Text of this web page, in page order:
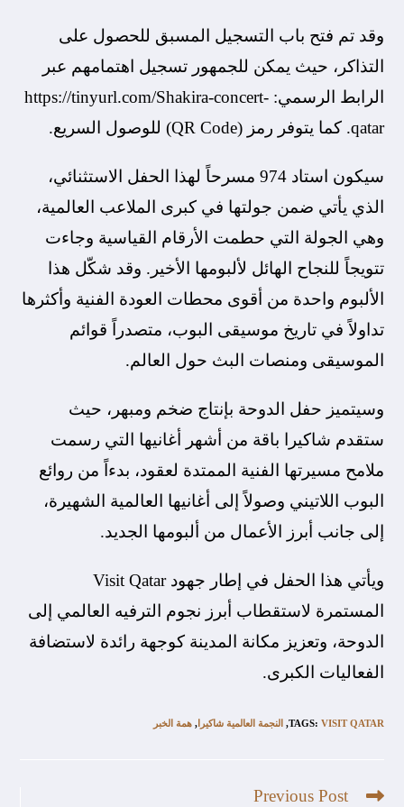
وقد تم فتح باب التسجيل المسبق للحصول على
التذاكر، حيث يمكن للجمهور تسجيل اهتمامهم عبر
الرابط الرسمي: https://tinyurl.com/Shakira-concert-
qatar. كما يتوفر رمز (QR Code) للوصول السريع.
سيكون استاد 974 مسرحاً لهذا الحفل الاستثنائي،
الذي يأتي ضمن جولتها في كبرى الملاعب العالمية،
وهي الجولة التي حطمت الأرقام القياسية وجاءت
تتويجاً للنجاح الهائل لألبومها الأخير. وقد شكّل هذا
الألبوم واحدة من أقوى محطات العودة الفنية وأكثرها
تداولاً في تاريخ موسيقى البوب، متصدراً قوائم
الموسيقى ومنصات البث حول العالم.
وسيتميز حفل الدوحة بإنتاج ضخم ومبهر، حيث
ستقدم شاكيرا باقة من أشهر أغانيها التي رسمت
ملامح مسيرتها الفنية الممتدة لعقود، بدءاً من روائع
البوب اللاتيني وصولاً إلى أغانيها العالمية الشهيرة،
إلى جانب أبرز الأعمال من ألبومها الجديد.
ويأتي هذا الحفل في إطار جهود Visit Qatar
المستمرة لاستقطاب أبرز نجوم الترفيه العالمي إلى
الدوحة، وتعزيز مكانة المدينة كوجهة رائدة لاستضافة
الفعاليات الكبرى.
TAGS: VISIT QATAR
, النجمة العالمية شاكيرا, همة الخبر
Previous Post